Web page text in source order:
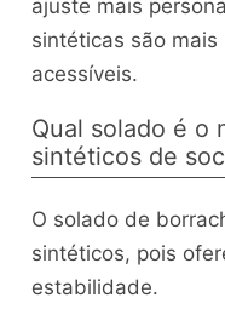
ajuste mais
sintéticas são
acessíveis.
Qual solado é o
sintéticos de
O solado de
sintéticos, pois
estabilidade.